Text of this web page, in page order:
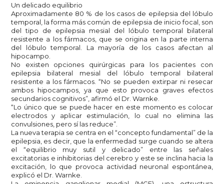
Un delicado equilibrio
Aproximadamente 80 % de los casos de epilepsia del lóbulo
temporal, la forma más común de epilepsia de inicio focal, son
del tipo de epilepsia mesial del lóbulo temporal bilateral
resistente a los fármacos, que se origina en la parte interna
del lóbulo temporal. La mayoría de los casos afectan al
hipocampo.
No existen opciones quirúrgicas para los pacientes con
epilepsia bilateral mesial del lóbulo temporal bilateral
resistente a los fármacos. “No se pueden extirpar ni resecar
ambos hipocampos, ya que esto provoca graves efectos
secundarios cognitivos”, afirmó el Dr. Warnke.
“Lo único que se puede hacer en este momento es colocar
electrodos y aplicar estimulación, lo cual no elimina las
convulsiones, pero sí las reduce”.
La nueva terapia se centra en el “concepto fundamental” de la
epilepsia, es decir, que la enfermedad surge cuando se altera
el “equilibrio muy sutil y delicado” entre las señales
excitatorias e inhibitorias del cerebro y este se inclina hacia la
excitación, lo que provoca actividad neuronal espontánea,
explicó el Dr. Warnke.